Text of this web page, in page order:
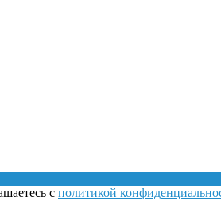
с политикой